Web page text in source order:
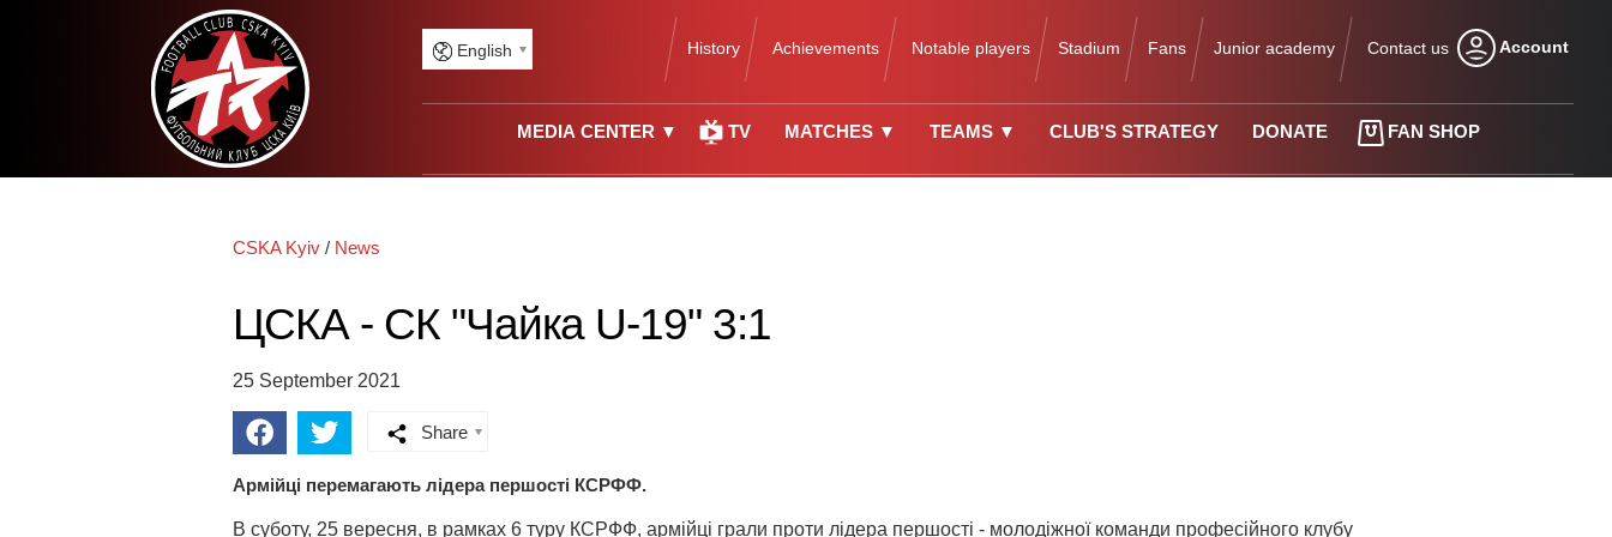
English History Achievements Notable players Stadium Fans Junior academy Contact us
MEDIA CENTER ▼ TV MATCHES ▼ TEAMS ▼ CLUB'S STRATEGY DONATE FAN SHOP
Account
CSKA Kyiv / News
ЦСКА - СК "Чайка U-19" 3:1
25 September 2021
Share
Армійці перемагають лідера першості КСРФФ.
В суботу, 25 вересня, в рамках 6 туру КСРФФ, армійці грали проти лідера першості - молодіжної команди професійного клубу